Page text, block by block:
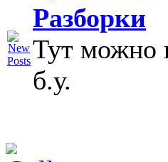
Разборки
Тут можно
б.у.